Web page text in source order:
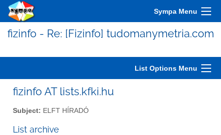
Sympa Menu
fizinfo - Re: [Fizinfo] tudomanymetria.com
List Options Menu
fizinfo AT lists.kfki.hu
Subject: ELFT HÍRADÓ
List archive